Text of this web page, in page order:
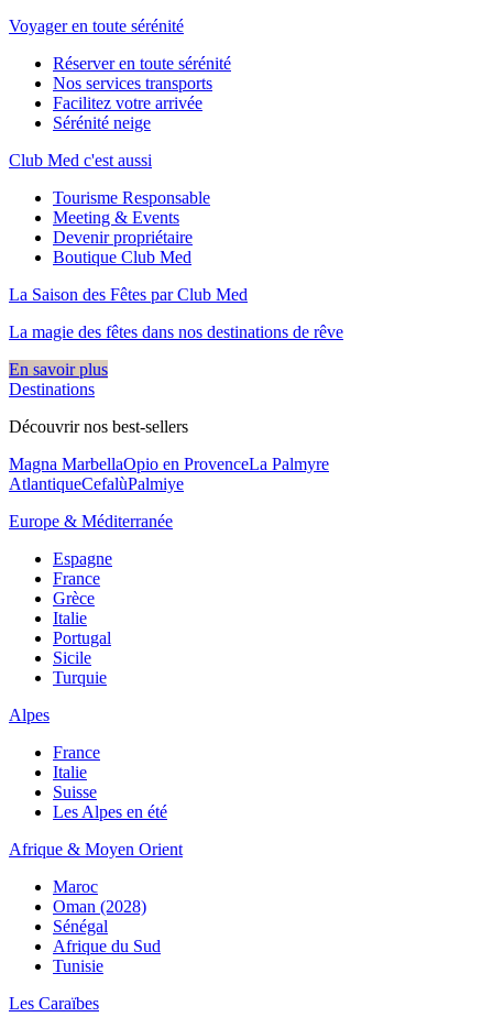
Voyager en toute sérénité
Réserver en toute sérénité
Nos services transports
Facilitez votre arrivée
Sérénité neige
Club Med c'est aussi
Tourisme Responsable
Meeting & Events
Devenir propriétaire
Boutique Club Med
La Saison des Fêtes par Club Med
La magie des fêtes dans nos destinations de rêve​
En savoir plus
Destinations
Découvrir nos best-sellers
Magna MarbellaOpio en ProvenceLa Palmyre
AtlantiqueCefalùPalmiye
Europe & Méditerranée
Espagne
France
Grèce
Italie
Portugal
Sicile
Turquie
Alpes
France
Italie
Suisse
Les Alpes en été
Afrique & Moyen Orient
Maroc
Oman (2028)
Sénégal
Afrique du Sud
Tunisie
Les Caraïbes